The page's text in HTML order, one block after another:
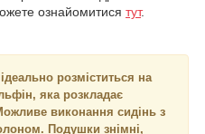
ознайомитися тут.
розміститься на
яка розкладає
виконання сидінь з
Подушки знімні,